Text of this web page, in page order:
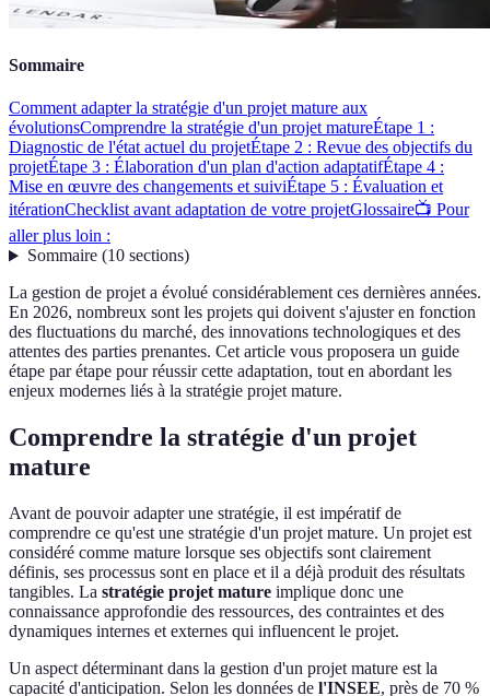
Sommaire
Comment adapter la stratégie d'un projet mature aux
évolutionsComprendre la stratégie d'un projet matureÉtape 1 :
Diagnostic de l'état actuel du projetÉtape 2 : Revue des objectifs du
projetÉtape 3 : Élaboration d'un plan d'action adaptatifÉtape 4 :
Mise en œuvre des changements et suiviÉtape 5 : Évaluation et
itérationChecklist avant adaptation de votre projetGlossaire📺 Pour
aller plus loin :
Sommaire(10 sections)
La gestion de projet a évolué considérablement ces dernières années.
En 2026, nombreux sont les projets qui doivent s'ajuster en fonction
des fluctuations du marché, des innovations technologiques et des
attentes des parties prenantes. Cet article vous proposera un guide
étape par étape pour réussir cette adaptation, tout en abordant les
enjeux modernes liés à la stratégie projet mature.
Comprendre la stratégie d'un projet
mature
Avant de pouvoir adapter une stratégie, il est impératif de
comprendre ce qu'est une stratégie d'un projet mature. Un projet est
considéré comme mature lorsque ses objectifs sont clairement
définis, ses processus sont en place et il a déjà produit des résultats
tangibles. La stratégie projet mature implique donc une
connaissance approfondie des ressources, des contraintes et des
dynamiques internes et externes qui influencent le projet.
Un aspect déterminant dans la gestion d'un projet mature est la
capacité d'anticipation. Selon les données de l'INSEE, près de 70 %